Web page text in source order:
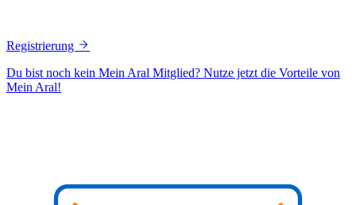
Registrierung
Du bist noch kein Mein Aral Mitglied? Nutze jetzt die Vorteile von
Mein Aral!